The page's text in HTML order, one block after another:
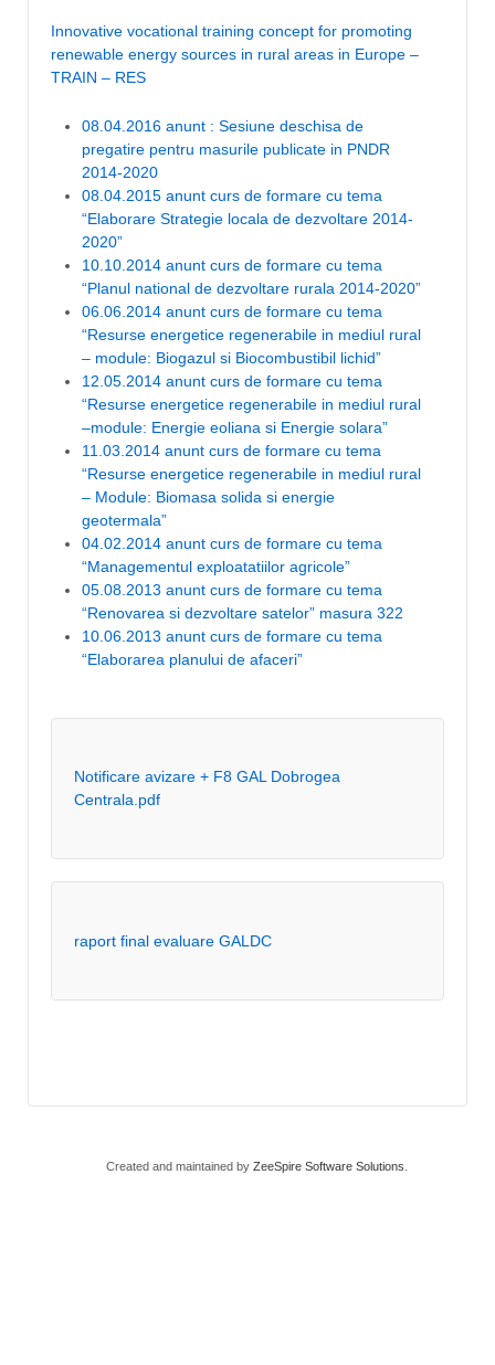
Innovative vocational training concept for promoting
renewable energy sources in rural areas in Europe –
TRAIN – RES
08.04.2016 anunt : Sesiune deschisa de
pregatire pentru masurile publicate in PNDR
2014-2020
08.04.2015 anunt curs de formare cu tema
“Elaborare Strategie locala de dezvoltare 2014-
2020”
10.10.2014 anunt curs de formare cu tema
“Planul national de dezvoltare rurala 2014-2020”
06.06.2014 anunt curs de formare cu tema
“Resurse energetice regenerabile in mediul rural
– module: Biogazul si Biocombustibil lichid”
12.05.2014 anunt curs de formare cu tema
“Resurse energetice regenerabile in mediul rural
–module: Energie eoliana si Energie solara”
11.03.2014 anunt curs de formare cu tema
“Resurse energetice regenerabile in mediul rural
– Module: Biomasa solida si energie
geotermala”
04.02.2014 anunt curs de formare cu tema
“Managementul exploatatiilor agricole”
05.08.2013 anunt curs de formare cu tema
“Renovarea si dezvoltare satelor” masura 322
10.06.2013 anunt curs de formare cu tema
“Elaborarea planului de afaceri”
Notificare avizare + F8 GAL Dobrogea
Centrala.pdf
raport final evaluare GALDC
Created and maintained by ZeeSpire Software Solutions